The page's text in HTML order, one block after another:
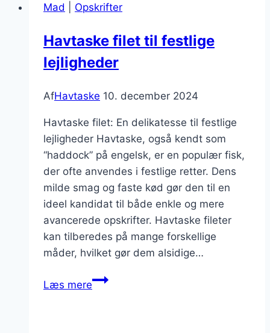
tomat
basilikum
Mad Opskrifter
Havtaske filet til festlige
lejligheder
AfHavtaske 10. december 2024
Havtaske filet: En delikatesse til festlige
lejligheder Havtaske, også kendt som
“haddock” på engelsk, er en populær fisk,
der ofte anvendes i festlige retter. Dens
milde smag og faste kød gør den til en
ideel kandidat til både enkle og mere
avancerede opskrifter. Havtaske fileter
kan tilberedes på mange forskellige
måder, hvilket gør dem alsidige…
Læs mereHavtaske